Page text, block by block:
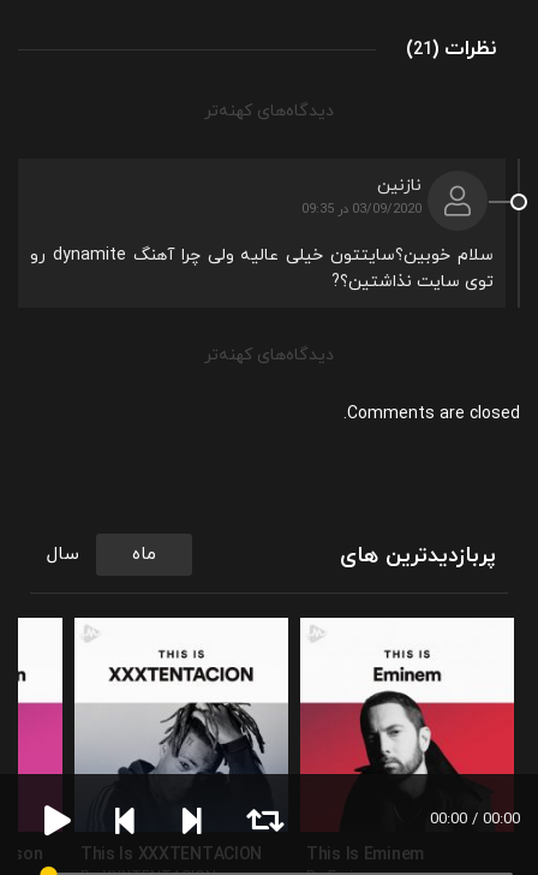
00:00 / 00:00
(21) نظرات
دیدگاه‌های کهنه‌تر
نازنین
03/09/2020 در 09:35
سلام خوبین؟سایتتون خیلی عالیه ولی چرا آهنگ dynamite رو
توی سایت نذاشتین؟?
دیدگاه‌های کهنه‌تر
Comments are closed.
پربازدیدترین های ماه سال
This Is Eminem
This Is XXXTENTACION